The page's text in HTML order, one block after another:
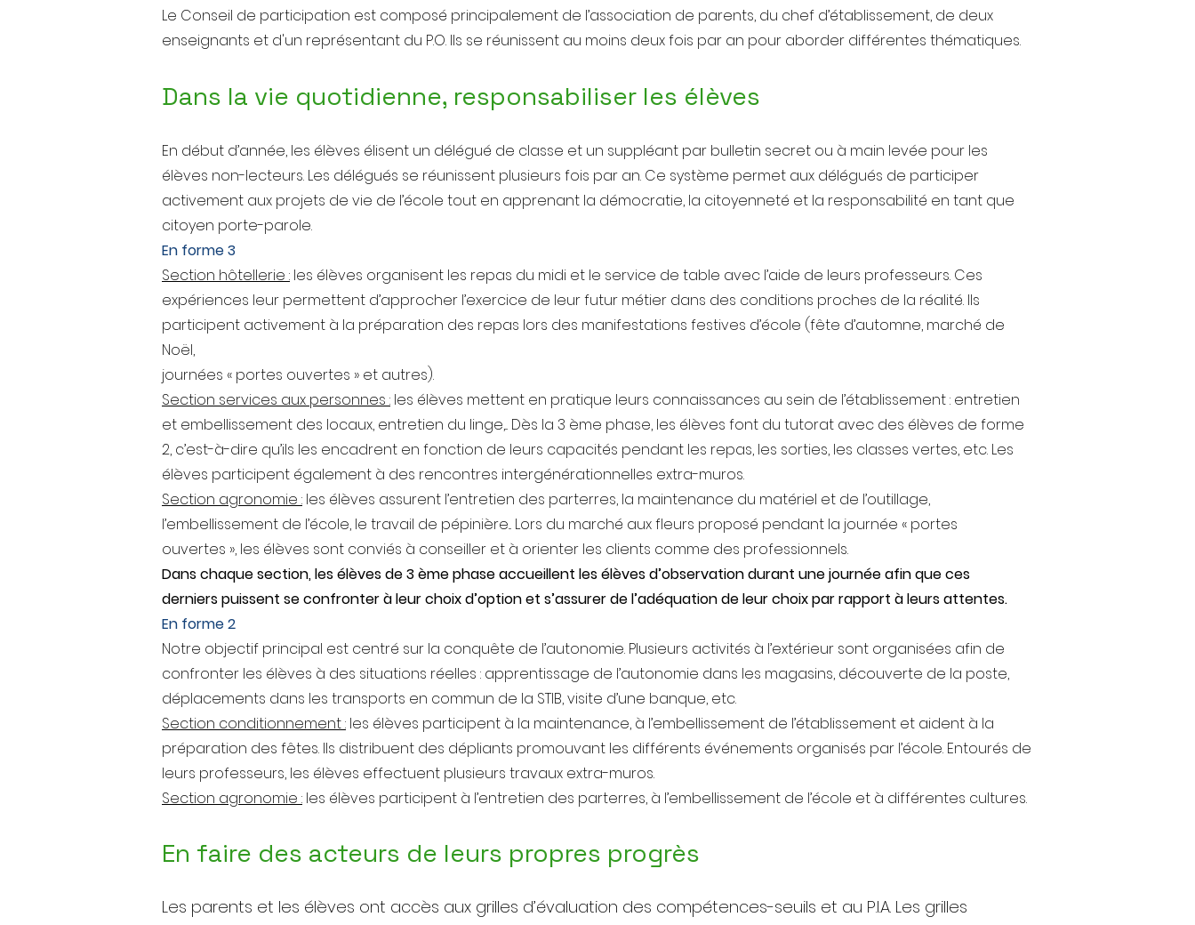
Le Conseil de participation est composé principalement de l’association de parents, du chef d’établissement, de deux
enseignants et d'un représentant du P.O. Ils se réunissent au moins deux fois par an pour aborder différentes thématiques.
Dans la vie quotidienne, responsabiliser les élèves
En début d’année, les élèves élisent un délégué de classe et un suppléant par bulletin secret ou à main levée pour les
élèves non-lecteurs. Les délégués se réunissent plusieurs fois par an. Ce système permet aux délégués de participer
activement aux projets de vie de l’école tout en apprenant la démocratie, la citoyenneté et la responsabilité en tant que
citoyen porte-parole.
En forme 3
Section hôtellerie : les élèves organisent les repas du midi et le service de table avec l’aide de leurs professeurs. Ces
expériences leur permettent d’approcher l’exercice de leur futur métier dans des conditions proches de la réalité. Ils
participent activement à la préparation des repas lors des manifestations festives d’école (fête d’automne, marché de
Noël,
journées « portes ouvertes » et autres).
Section services aux personnes : les élèves mettent en pratique leurs connaissances au sein de l’établissement : entretien
et embellissement des locaux, entretien du linge,... Dès la 3 ème phase, les élèves font du tutorat avec des élèves de forme
2, c’est-à-dire qu’ils les encadrent en fonction de leurs capacités pendant les repas, les sorties, les classes vertes, etc. Les
élèves participent également à des rencontres intergénérationnelles extra-muros.
Section agronomie : les élèves assurent l’entretien des parterres, la maintenance du matériel et de l’outillage,
l’embellissement de l’école, le travail de pépinière... Lors du marché aux fleurs proposé pendant la journée « portes
ouvertes », les élèves sont conviés à conseiller et à orienter les clients comme des professionnels.
Dans chaque section, les élèves de 3 ème phase accueillent les élèves d’observation durant une journée afin que ces
derniers puissent se confronter à leur choix d’option et s’assurer de l’adéquation de leur choix par rapport à leurs attentes.
En forme 2
Notre objectif principal est centré sur la conquête de l’autonomie. Plusieurs activités à l’extérieur sont organisées afin de
confronter les élèves à des situations réelles : apprentissage de l’autonomie dans les magasins, découverte de la poste,
déplacements dans les transports en commun de la STIB, visite d’une banque, etc.
Section conditionnement : les élèves participent à la maintenance, à l’embellissement de l’établissement et aident à la
préparation des fêtes. Ils distribuent des dépliants promouvant les différents événements organisés par l’école. Entourés de
leurs professeurs, les élèves effectuent plusieurs travaux extra-muros.
Section agronomie : les élèves participent à l’entretien des parterres, à l’embellissement de l’école et à différentes cultures.
En faire des acteurs de leurs propres progrès
Les parents et les élèves ont accès aux grilles d’évaluation des compétences-seuils et au P.I.A. Les grilles